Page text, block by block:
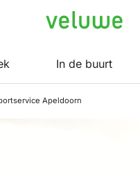
Veluwe
In de buurt
Apeldoorn